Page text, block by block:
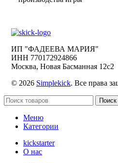
ИП "ФАДЕЕВА МАРИЯ"
ИНН 770172924866
Москва, Новая Басманная 12с2
© 2026 Simplekick. Все права
Поиск
Меню
Категории
kickstarter
О нас